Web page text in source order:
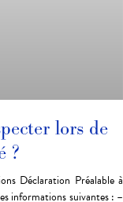
lors de
?
Déclaration Préalable à
informations suivantes : –